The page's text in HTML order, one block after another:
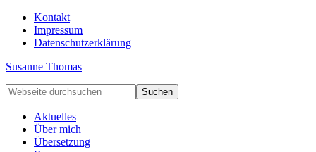
Kontakt
Impressum
Datenschutzerklärung
Susanne Thomas
Aktuelles
Über mich
Übersetzung